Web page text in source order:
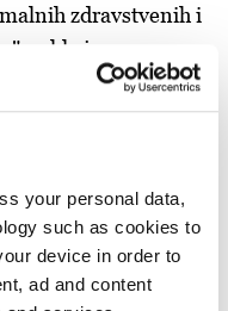
your personal data,
such as cookies to
device in order to
ad and content
zdravstvenih i
rekla je.
su tehničke dorade
nastalih u
je dodala da
i da će ga trebati
nije dokazano da